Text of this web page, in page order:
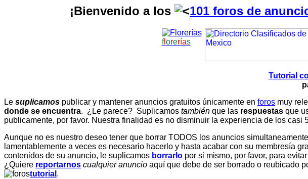
¡Bienvenido a los 101 foros de
florerías
Tutorial
Le suplicamos publicar y mantener anuncios gratuitos únicamente en foros muy
donde se encuentra. ¿Le parece? Suplicamos también que las respuestas que
publicamente, por favor. Nuestra finalidad es no disminuir la experiencia de los casi
Aunque no es nuestro deseo tener que borrar TODOS los anuncios
lamentablemente a veces es necesario hacerlo y hasta acabar con su membresía
contenidos de su anuncio, le suplicamos borrarlo por si mismo, por favor, para
¿Quiere reportarnos cualquier anuncio aquí que debe de ser borrado o reubicado
tutorial .